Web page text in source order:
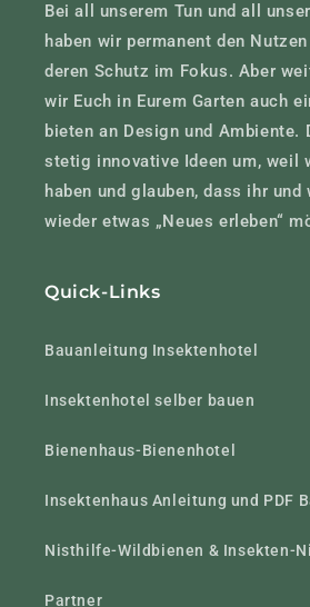
Bei all unserem Tun und all
haben wir permanent den
deren Schutz im Fokus. Aber
wir Euch in Eurem Garten auch
bieten an Design und Ambiente.
stetig innovative Ideen um, weil
haben und glauben, dass ihr und
wieder etwas „Neues erleben“
Quick-Links
Bauanleitung Insektenhotel
Insektenhotel selber bauen
Bienenhaus-Bienenhotel
Insektenhaus Anleitung und PDF
Nisthilfe-Wildbienen & Insekten-
Partner